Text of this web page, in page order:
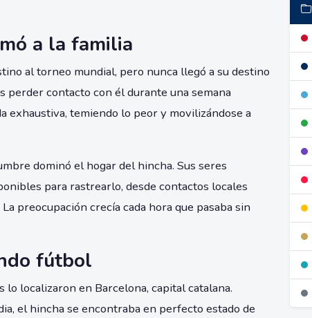
a la familia
al torneo mundial, pero nunca llegó a su destino
perder contacto con él durante una semana
exhaustiva, temiendo lo peor y movilizándose a
dominó el hogar del hincha. Sus seres
para rastrearlo, desde contactos locales
preocupación crecía cada hora que pasaba sin
fútbol
localizaron en Barcelona, capital catalana.
el hincha se encontraba en perfecto estado de